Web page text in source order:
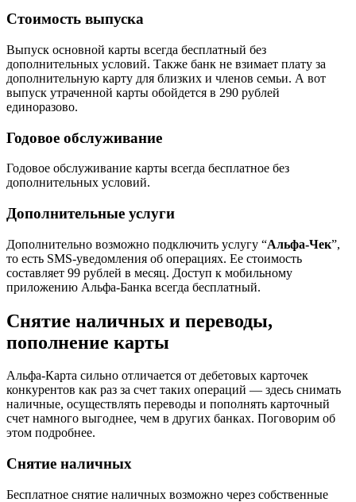
Стоимость выпуска
Выпуск основной карты всегда бесплатный без
дополнительных условий. Также банк не взимает плату за
дополнительную карту для близких и членов семьи. А вот
выпуск утраченной карты обойдется в 290 рублей
единоразово.
Годовое обслуживание
Годовое обслуживание карты всегда бесплатное без
дополнительных условий.
Дополнительные услуги
Дополнительно возможно подключить услугу “Альфа-Чек”,
то есть SMS-уведомления об операциях. Ее стоимость
составляет 99 рублей в месяц. Доступ к мобильному
приложению Альфа-Банка всегда бесплатный.
Снятие наличных и переводы,
пополнение карты
Альфа-Карта сильно отличается от дебетовых карточек
конкурентов как раз за счет таких операций — здесь снимать
наличные, осуществлять переводы и пополнять карточный
счет намного выгоднее, чем в других банках. Поговорим об
этом подробнее.
Снятие наличных
Бесплатное снятие наличных возможно через собственные